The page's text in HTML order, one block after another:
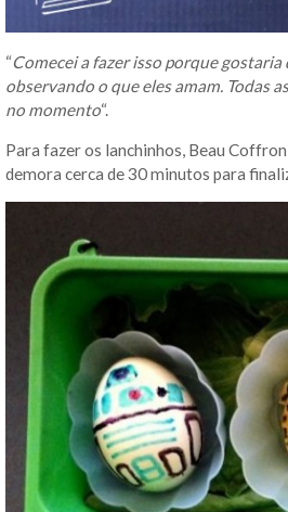
“Comecei a fazer isso porque
observando o que eles amam. Todas
no momento“.
Para fazer os lanchinhos, Beau
demora cerca de 30 minutos para